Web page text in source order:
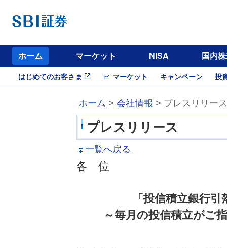
ホーム マーケット NISA 国内
はじめてのお客さま マーケット キャンペーン 投
ホーム > 会社情報 > プレスリリース
プレスリリース
一覧へ戻る
各 位
「投信積立銀行
～毎月の投信積立がご